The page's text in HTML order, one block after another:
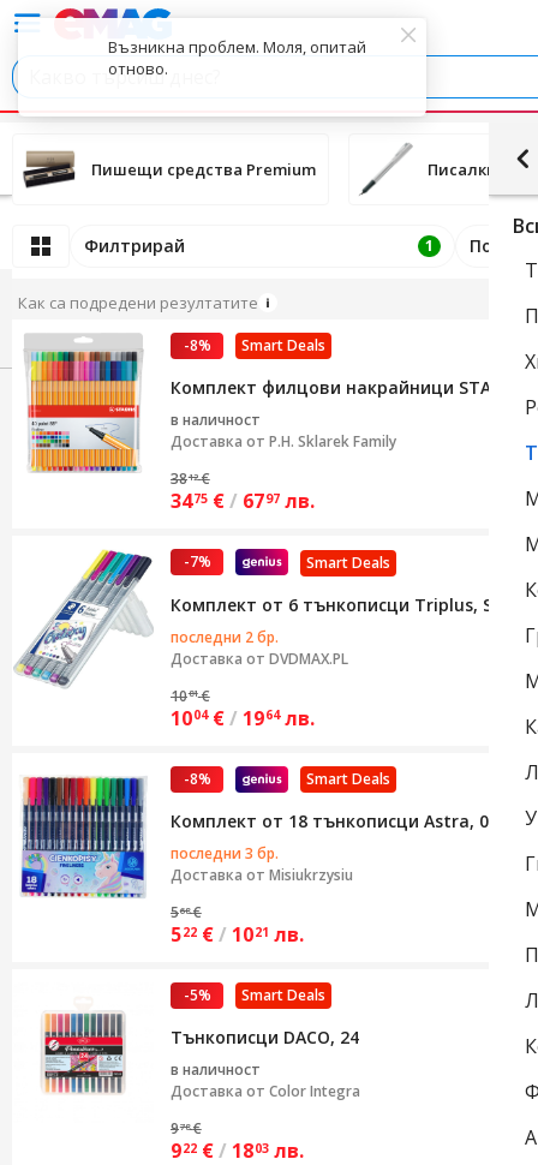
Пишещи средства Premium Писалки
Филтрирай 1
Как са подредени резултатите
Smart Deals
-8%
Комплект филцови накрайници STABILO
в наличност
Доставка от P.H. Sklarek Family
3812 €
3475 €/ 6797 лв.
Smart Deals
-7%
Комплект от 6 тънкописци Triplus,
последни 2 бр.
Доставка от DVDMAX.PL
1081 €
1004 €/ 1964 лв.
Smart Deals
-8%
Комплект от 18 тънкописци Astra, 0,4
последни 3 бр.
Доставка от Misiukrzysiu
568 €
522 €/ 1021 лв.
Smart Deals
-5%
Тънкописци DACO, 24
в наличност
Доставка от Color Integra
978 €
922 €/ 1803 лв.